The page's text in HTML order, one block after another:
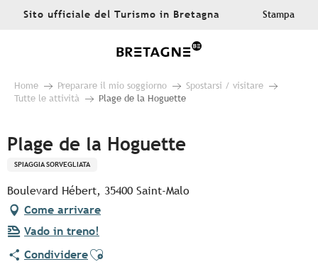
AllerSito ufficiale del Turismo in Bretagna Stampa
Home Preparare il mio soggiorno
Spostarsi / visitare
Tutte le attività
Plage de la Hoguette
Plage de la Hoguette
SPIAGGIA SORVEGLIATA
Boulevard Hébert, 35400 Saint-Malo
Come arrivare
Vado in treno!
CondividereAjouter aux favoris